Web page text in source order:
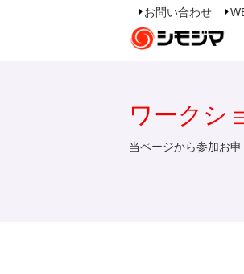
お問い合わせ
ワークシ
当ページから参加お申